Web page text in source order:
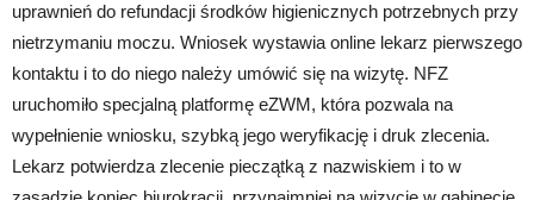
uprawnień do refundacji środków higienicznych potrzebnych przy
nietrzymaniu moczu. Wniosek wystawia online lekarz pierwszego
kontaktu i to do niego należy umówić się na wizytę. NFZ
uruchomiło specjalną platformę eZWM, która pozwala na
wypełnienie wniosku, szybką jego weryfikację i druk zlecenia.
Lekarz potwierdza zlecenie pieczątką z nazwiskiem i to w